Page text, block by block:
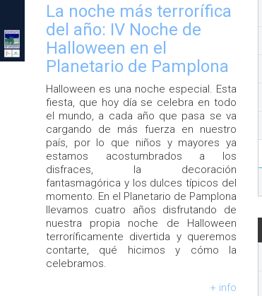
La noche más terrorífica
del año: IV Noche de
Halloween en el
Planetario de Pamplona
Halloween es una noche especial. Esta
fiesta, que hoy día se celebra en todo
el mundo, a cada año que pasa se va
cargando de más fuerza en nuestro
país, por lo que niños y mayores ya
estamos acostumbrados a los
disfraces, la decoración
fantasmagórica y los dulces típicos del
momento. En el Planetario de Pamplona
llevamos cuatro años disfrutando de
nuestra propia noche de Halloween
terroríficamente divertida y queremos
contarte, qué hicimos y cómo la
celebramos.
+ info